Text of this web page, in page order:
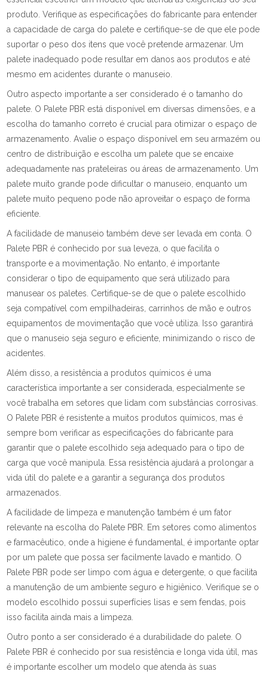
produto. Verifique as especificações do fabricante para entender
a capacidade de carga do palete e certifique-se de que ele pode
suportar o peso dos itens que você pretende armazenar. Um
palete inadequado pode resultar em danos aos produtos e até
mesmo em acidentes durante o manuseio.
Outro aspecto importante a ser considerado é o tamanho do
palete. O Palete PBR está disponível em diversas dimensões, e a
escolha do tamanho correto é crucial para otimizar o espaço de
armazenamento. Avalie o espaço disponível em seu armazém ou
centro de distribuição e escolha um palete que se encaixe
adequadamente nas prateleiras ou áreas de armazenamento. Um
palete muito grande pode dificultar o manuseio, enquanto um
palete muito pequeno pode não aproveitar o espaço de forma
eficiente.
A facilidade de manuseio também deve ser levada em conta. O
Palete PBR é conhecido por sua leveza, o que facilita o
transporte e a movimentação. No entanto, é importante
considerar o tipo de equipamento que será utilizado para
manusear os paletes. Certifique-se de que o palete escolhido
seja compatível com empilhadeiras, carrinhos de mão e outros
equipamentos de movimentação que você utiliza. Isso garantirá
que o manuseio seja seguro e eficiente, minimizando o risco de
acidentes.
Além disso, a resistência a produtos químicos é uma
característica importante a ser considerada, especialmente se
você trabalha em setores que lidam com substâncias corrosivas.
O Palete PBR é resistente a muitos produtos químicos, mas é
sempre bom verificar as especificações do fabricante para
garantir que o palete escolhido seja adequado para o tipo de
carga que você manipula. Essa resistência ajudará a prolongar a
vida útil do palete e a garantir a segurança dos produtos
armazenados.
A facilidade de limpeza e manutenção também é um fator
relevante na escolha do Palete PBR. Em setores como alimentos
e farmacêutico, onde a higiene é fundamental, é importante optar
por um palete que possa ser facilmente lavado e mantido. O
Palete PBR pode ser limpo com água e detergente, o que facilita
a manutenção de um ambiente seguro e higiênico. Verifique se o
modelo escolhido possui superfícies lisas e sem fendas, pois
isso facilita ainda mais a limpeza.
Outro ponto a ser considerado é a durabilidade do palete. O
Palete PBR é conhecido por sua resistência e longa vida útil, mas
é importante escolher um modelo que atenda às suas